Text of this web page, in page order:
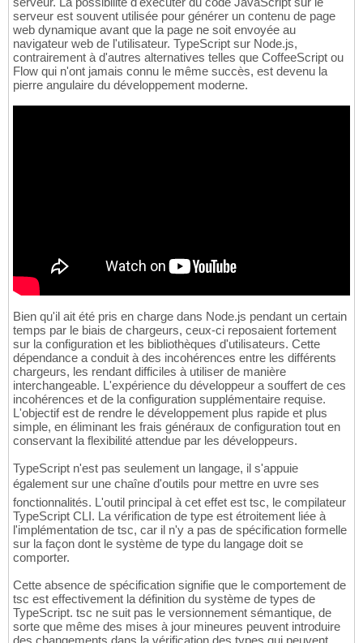
serveur est souvent utilisée pour générer un contenu de page
web dynamique avant que la page ne soit envoyée au
navigateur web de l'utilisateur. TypeScript sur Node.js,
contrairement à d'autres alternatives telles que CoffeeScript ou
Flow qui n'ont jamais connu le même succès, est devenu la
pierre angulaire du développement moderne.
Bien qu'il ait été pris en charge dans Node.js pendant un certain
temps par le biais de chargeurs, ceux-ci reposaient fortement
sur la configuration et les bibliothèques d'utilisateurs. Cette
dépendance a conduit à des incohérences entre les différents
chargeurs, les rendant difficiles à utiliser de manière
interchangeable. L'expérience du développeur a souffert de ces
incohérences et de la configuration supplémentaire requise.
L'objectif est de rendre le développement plus rapide et plus
simple, en éliminant les frais généraux de configuration tout en
conservant la flexibilité attendue par les développeurs.
TypeScript n'est pas seulement un langage, il s'appuie
également sur une chaîne d'outils pour mettre en uvre ses
fonctionnalités. L'outil principal à cet effet est tsc, le compilateur
TypeScript CLI. La vérification de type est étroitement liée à
l'implémentation de tsc, car il n'y a pas de spécification formelle
sur la façon dont le système de type du langage doit se
comporter.
Cette absence de spécification signifie que le comportement de
tsc est effectivement la définition du système de types de
TypeScript. tsc ne suit pas le versionnement sémantique, de
sorte que même des mises à jour mineures peuvent introduire